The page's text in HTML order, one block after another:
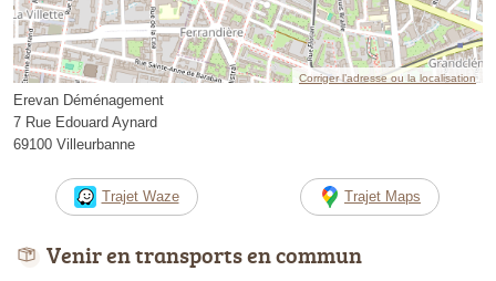
Corriger l’adresse ou la localisation
Erevan Déménagement
7 Rue Edouard Aynard
69100 Villeurbanne
Trajet Waze Trajet Maps
Venir en transports en commun